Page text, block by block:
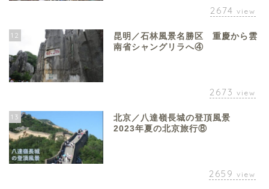
2674 view
12
昆明／石林風景名勝区 重慶から雲
南省シャングリラへ④
2673 view
13
北京／八達嶺長城の登頂風景
2023年夏の北京旅行⑧
2659 view